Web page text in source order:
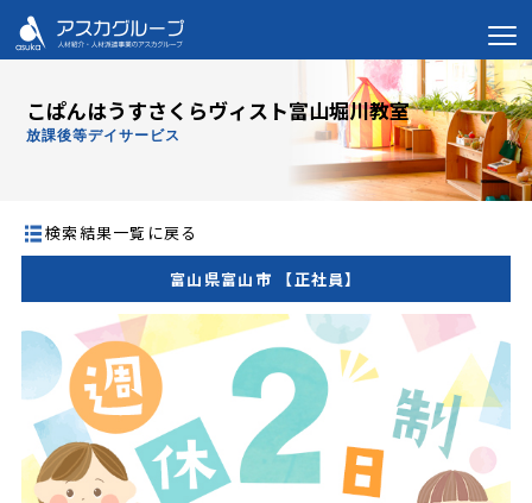
こぱんはうすさくらヴィスト富山堀川教室
放課後等デイサービス
検索結果一覧に戻る
富山県富山市 【正社員】